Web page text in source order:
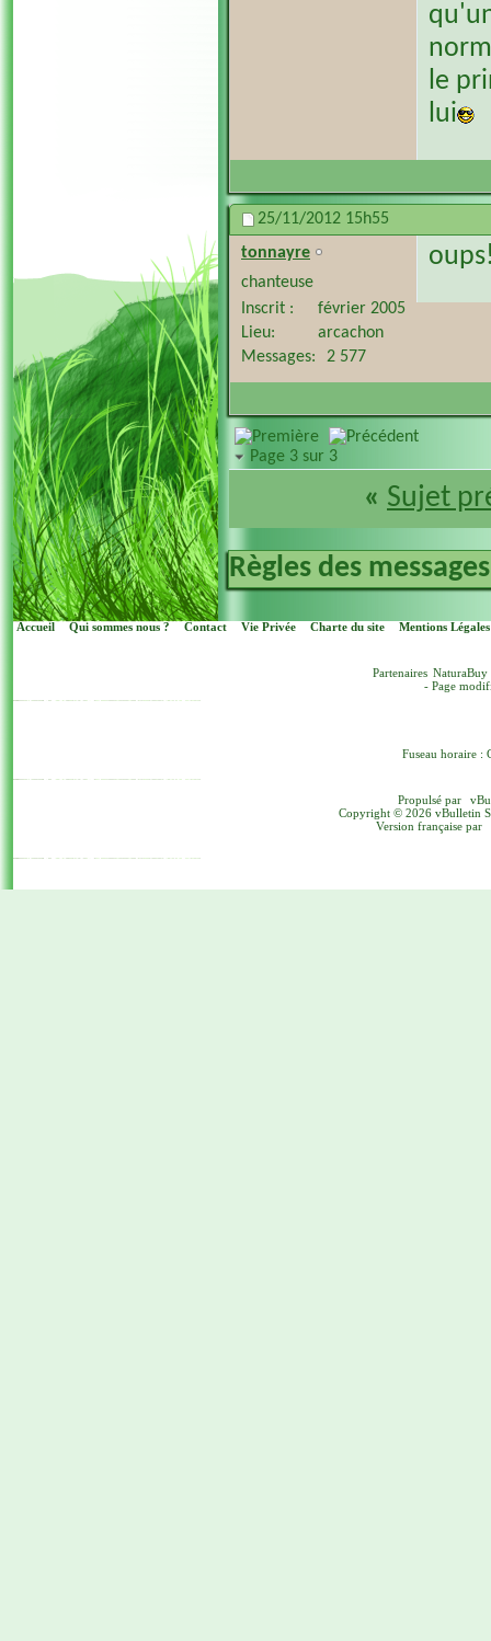
le
lui
25/11/2012 15h55
tonnayre
chanteuse
Inscrit
février 2005
Lieu
arcachon
Messages
2 577
Page 3 sur 3
« Sujet
Règles des messages
Accueil Qui sommes nous ? Contact Vie Privée Charte du site Mentions Légales
Partenaires NaturaBuy
- Page
Fuseau horaire :
Propulsé par
Copyright © 2026 vBulletin
Version française par